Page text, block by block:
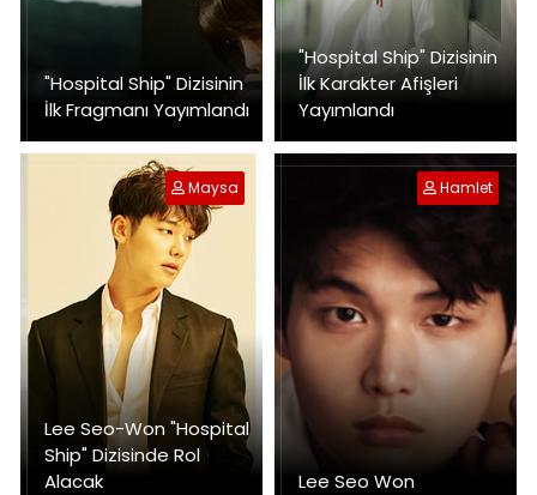
"Hospital Ship" Dizisinin
İlk Fragmanı Yayımlandı
"Hospital Ship" Dizisinin
İlk Karakter Afişleri
Yayımlandı
Lee Seo-Won "Hospital
Ship" Dizisinde Rol
Alacak
Maysa
Lee Seo Won
Hamlet